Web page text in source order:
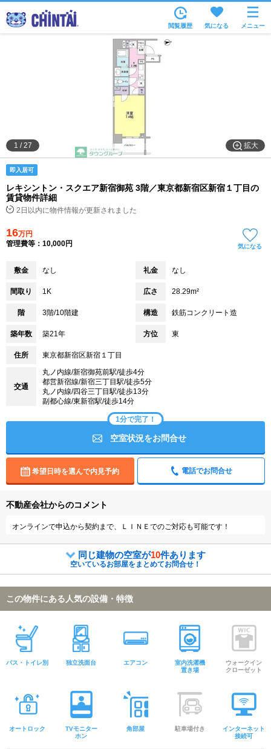
沿線・駅から
住所から
家賃相場から
不動産会社から
閲覧履歴 気になる メニュー
拡大
1 /27
即入居可
レキシントン・スクエア新宿御苑 3階／東京都新宿区新宿１丁目の
賃貸物件詳細
2日以内に物件情報が更新されました
16万円
管理費等：10,000円
気になる
敷金 なし 礼金 なし
間取り 1K 広さ 28.29m²
階 3階/10階建 構造 鉄筋コンクリート造
築年数 築21年 方位 東
住所 東京都新宿区新宿１丁目
交通
丸ノ内線/新宿御苑前駅/徒歩4分
都営新宿線/新宿三丁目駅/徒歩5分
丸ノ内線/四谷三丁目駅/徒歩13分
副都心線/東新宿駅/徒歩14分
1分で完了！
空室状況をお問合せ
希望日時を選んで内見予約 電話でお問合せ
不動産会社からのコメント
オンラインで申込から契約まで、ＬＩＮＥでのご対応も可能です！
同じ建物の空室が10件あります
空いているお部屋をまとめてお問合せ！
この物件にある人気の設備・特徴
バス・トイレ別 独立洗面台 エアコン
室内洗濯機
置き場
ウォークイン
クローゼット
オートロック
TVモニター
ホン
角部屋 駐車場付き
インターネット
接続可